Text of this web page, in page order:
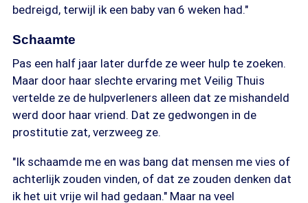
bedreigd, terwijl ik een baby van 6 weken had."
Schaamte
Pas een half jaar later durfde ze weer hulp te zoeken.
Maar door haar slechte ervaring met Veilig Thuis
vertelde ze de hulpverleners alleen dat ze mishandeld
werd door haar vriend. Dat ze gedwongen in de
prostitutie zat, verzweeg ze.
"Ik schaamde me en was bang dat mensen me vies of
achterlijk zouden vinden, of dat ze zouden denken dat
ik het uit vrije wil had gedaan." Maar na veel